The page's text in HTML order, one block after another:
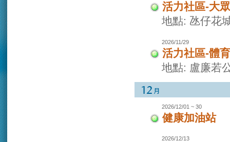
活力社區-大
地點: 氹仔花
2026/11/29
活力社區-體
地點: 盧廉若
2026/12/01 ~ 30
健康加油站
2026/12/13